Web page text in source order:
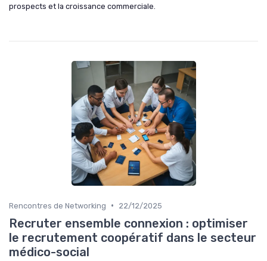
prospects et la croissance commerciale.
Rencontres de Networking • 22/12/2025
Recruter ensemble connexion : optimiser
le recrutement coopératif dans le secteur
médico-social